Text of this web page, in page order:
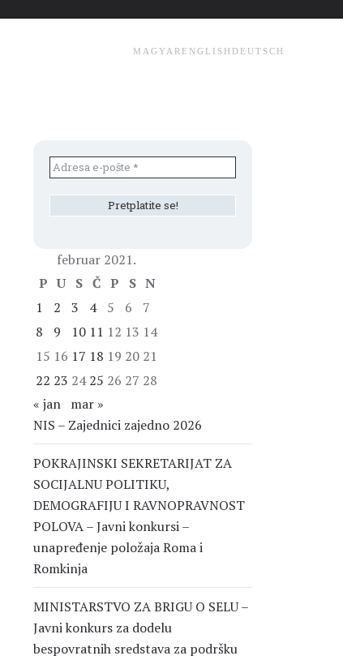
MAGYAR ENGLISH DEUTSCH
februar 2021.
P U S Č P S N
1
2 3 4 5 6
7
8
9 10 11 12 13 14
15 16 17 18 19 20 21
22 23 24 25 26 27 28
« jan mar »
NIS – Zajednici zajedno 2026
POKRAJINSKI SEKRETARIJAT ZA
SOCIJALNU POLITIKU,
DEMOGRAFIJU I RAVNOPRAVNOST
POLOVA – Javni konkursi –
unapređenje položaja Roma i
Romkinja
MINISTARSTVO ZA BRIGU O SELU –
Javni konkurs za dodelu
bespovratnih sredstava za podršku